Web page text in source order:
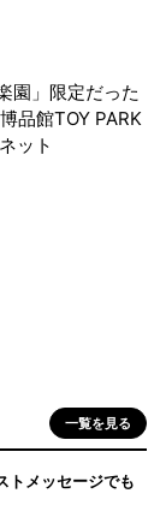
園」限定だった
品館TOY PARK
ット
一覧を見る
メッセージでも